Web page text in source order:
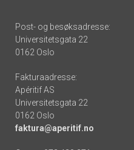
Post- og besøksadresse:
Universitetsgata 22
0162 Oslo
Fakturaadresse:
Apéritif AS
Universitetsgata 22
0162 Oslo
faktura@aperitif.no